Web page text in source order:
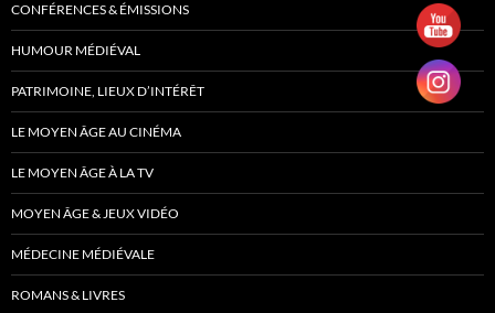
CONFÉRENCES & ÉMISSIONS
HUMOUR MÉDIÉVAL
PATRIMOINE, LIEUX D’INTÉRÊT
LE MOYEN ÂGE AU CINÉMA
LE MOYEN ÂGE À LA TV
MOYEN ÂGE & JEUX VIDÉO
MÉDECINE MÉDIÉVALE
ROMANS & LIVRES